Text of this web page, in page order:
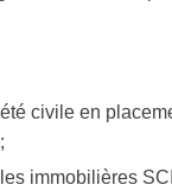
civile en
immobilières